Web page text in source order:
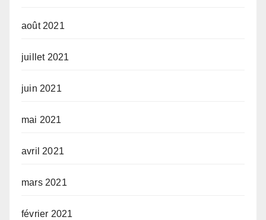
août 2021
juillet 2021
juin 2021
mai 2021
avril 2021
mars 2021
février 2021